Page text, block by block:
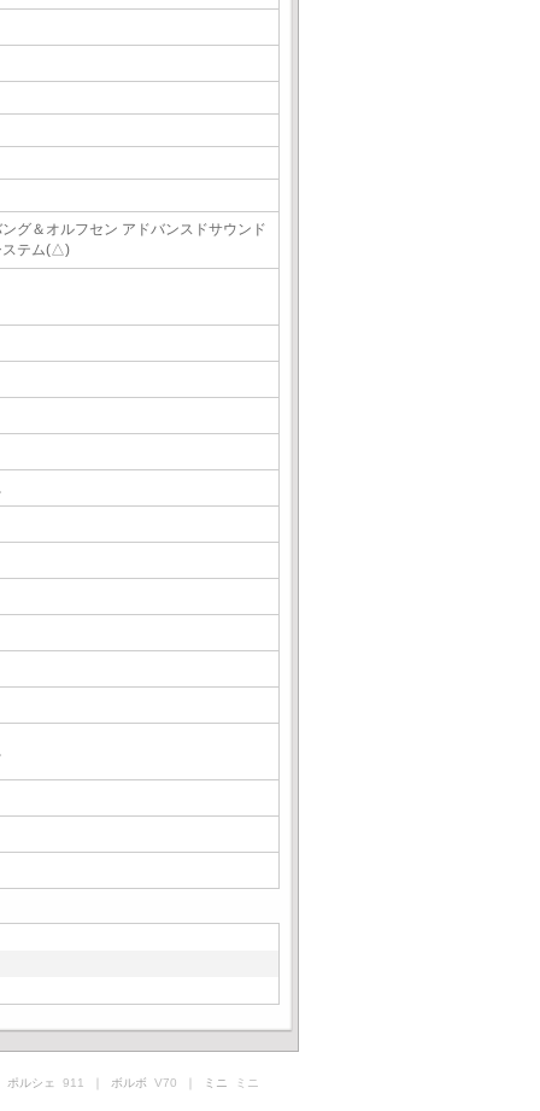
グ＆オルフセン アドバンスドサウンド
ステム(△)
ルシェ 911 ｜ ボルボ V70 ｜ ミニ ミニ